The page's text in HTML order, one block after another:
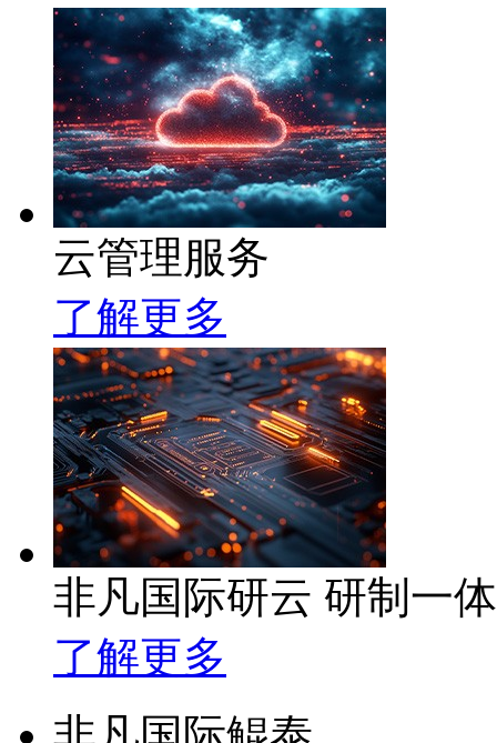
云管理服务
了解更多
非凡国际研云 研制一
了解更多